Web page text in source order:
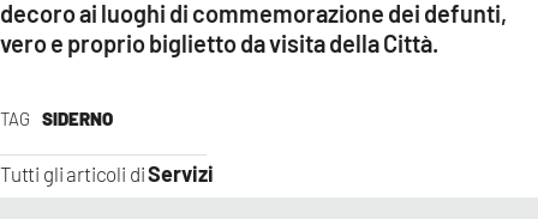
APPLE
TAG SIDERNO
Tutti gli articoli diServizi
decoro ai luoghi di commemorazione dei defunti,
vero e proprio biglietto da visita della Città.